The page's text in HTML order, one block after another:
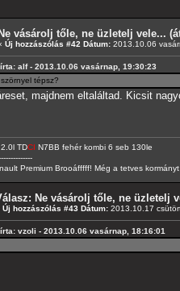
Ne vásárolj tőle, ne üzletelj vele...
Új hozzászólás #42 Dátum: 2013.10.06
alf - 2013.10.06 vasárnap, 19:30:23
tépsz?
majdnem eltaláltad. Kicsit
TDCI N7BB fehér kombi 6 seb 130le
Premium Brooáfffff! Még a tetves
Ne vásárolj tőle, ne üzletelj
Új hozzászólás #43 Dátum: 2013.10.17
vzoli - 2013.10.06 vasárnap, 18:16:01